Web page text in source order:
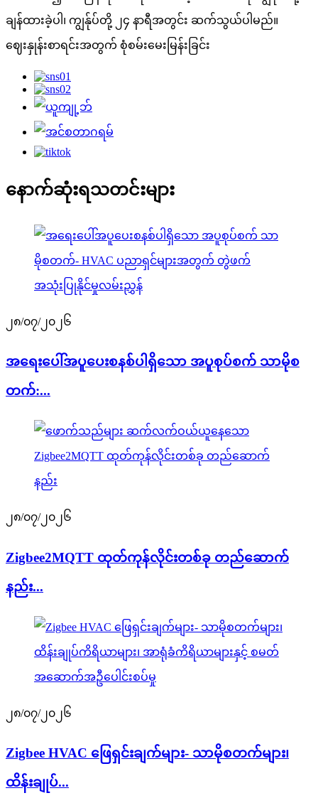
ချန်ထားခဲ့ပါ၊ ကျွန်ုပ်တို့ ၂၄ နာရီအတွင်း ဆက်သွယ်ပါမည်။
ဈေးနှုန်းစာရင်းအတွက် စုံစမ်းမေးမြန်းခြင်း
နောက်ဆုံးရသတင်းများ
၂၈/၀၇/၂၀၂၆
အရေးပေါ်အပူပေးစနစ်ပါရှိသော အပူစုပ်စက် သာမိုစ
တက်:...
၂၈/၀၇/၂၀၂၆
Zigbee2MQTT ထုတ်ကုန်လိုင်းတစ်ခု တည်ဆောက်
နည်း...
၂၈/၀၇/၂၀၂၆
Zigbee HVAC ဖြေရှင်းချက်များ- သာမိုစတက်များ၊
ထိန်းချုပ်...